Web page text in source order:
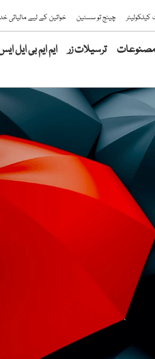
کیلکولیٹر چینج تو سسٹین خواتین کے لیے مالیاتی
مصنوعات ترسیلات زر ایم ایم بی ایل